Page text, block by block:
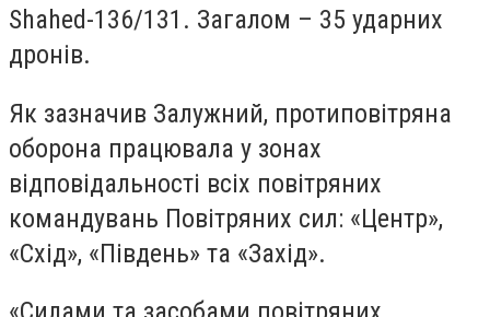
Shahed-136/131. Загалом – 35 ударних
дронів.
Як зазначив Залужний, протиповітряна
оборона працювала у зонах
відповідальності всіх повітряних
командувань Повітряних сил: «Центр»,
«Схід», «Південь» та «Захід».